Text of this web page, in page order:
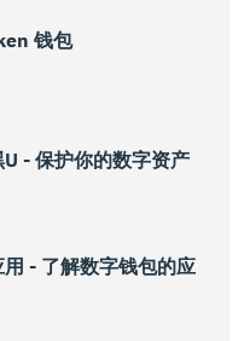
钱包
- 保护你的数字资产
- 了解数字钱包的应